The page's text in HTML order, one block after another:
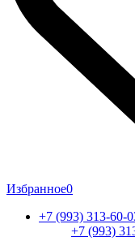
Избранное0
+7 (993) 313-60-
+7 (993)